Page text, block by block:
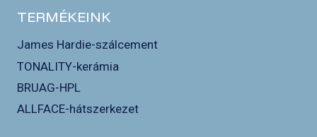
TERMÉKEINK
James Hardie-szálcement
TONALITY-kerámia
BRUAG-HPL
ALLFACE-hátszerkezet